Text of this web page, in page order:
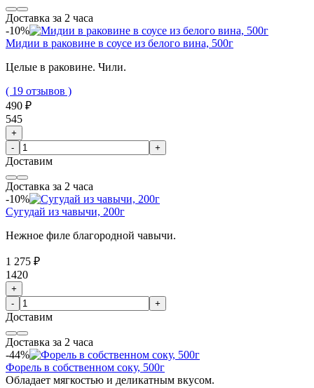
Доставка за 2 часа
-10%
Мидии в раковине в соусе из белого вина, 500г
Целые в раковине. Чили.
( 19 отзывов )
490 ₽
545
+
-
+
Доставим
Доставка за 2 часа
-10%
Сугудай из чавычи, 200г
Нежное филе благородной чавычи.
1 275 ₽
1420
+
-
+
Доставим
Доставка за 2 часа
-44%
Форель в собственном соку, 500г
Обладает мягкостью и деликатным вкусом.